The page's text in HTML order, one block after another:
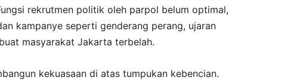
rekrutmen politik oleh parpol belum optimal,
kampanye seperti genderang perang, ujaran
masyarakat Jakarta terbelah.
kekuasaan di atas tumpukan kebencian.